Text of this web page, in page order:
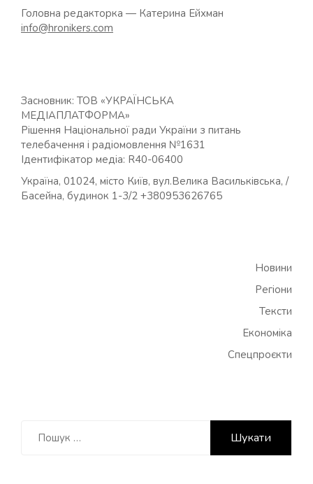
Головна редакторка — Катерина Ейхман
info@hronikers.com
Засновник: ТОВ «УКРАЇНСЬКА
МЕДІАПЛАТФОРМА»
Рішення Національної ради України з питань
телебачення і радіомовлення №1631
Ідентифікатор медіа: R40-06400
Україна, 01024, місто Київ, вул.Велика Васильківська, /
Басейна, будинок 1-3/2 +380953626765
Новини
Регіони
Тексти
Економіка
Спецпроєкти